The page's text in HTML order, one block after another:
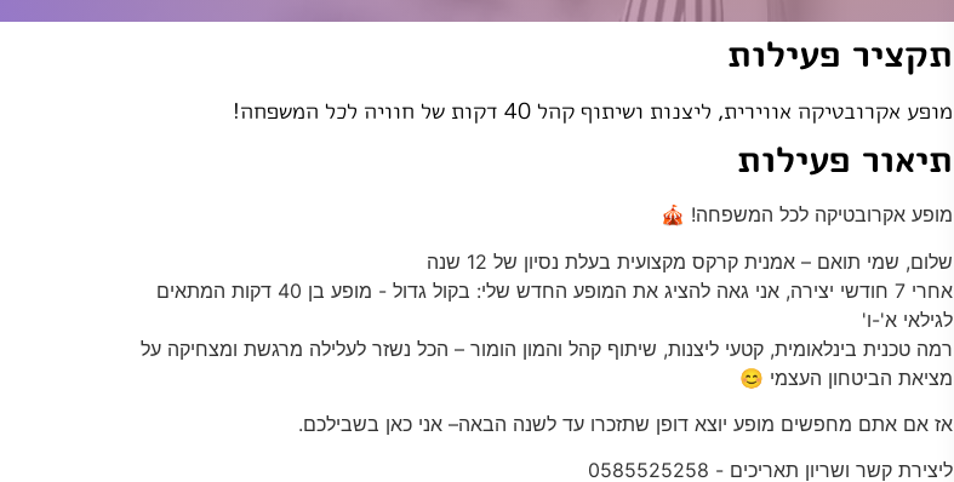
תקציר פעילות
מופע אקרובטיקה אווירית, ליצנות ושיתוף קהל 40 דקות של חוויה לכל המשפחה!
תיאור פעילות
מופע אקרובטיקה לכל המשפחה! 🎪
שלום, שמי תואם – אמנית קרקס מקצועית בעלת נסיון של 12 שנה
אחרי 7 חודשי יצירה, אני גאה להציג את המופע החדש שלי: בקול גדול - מופע בן 40 דקות המתאים
לגילאי א'-ו'
רמה טכנית בינלאומית, קטעי ליצנות, שיתוף קהל והמון הומור – הכל נשזר לעלילה מרגשת ומצחיקה על
מציאת הביטחון העצמי 😊
אז אם אתם מחפשים מופע יוצא דופן שתזכרו עד לשנה הבאה– אני כאן בשבילכם.
ליצירת קשר ושריון תאריכים - 0585525258